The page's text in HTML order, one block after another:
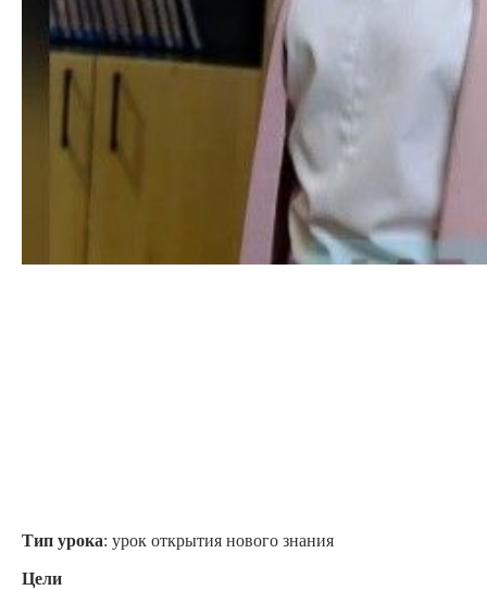
Тип урока: урок открытия нового знания
Цели